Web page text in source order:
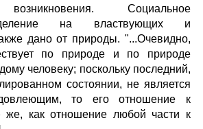
возникновения. Социальное
деление на властвующих и
дано от природы. "...Очевидно,
по природе и по природе
человеку; поскольку последний,
состоянии, не является
то его отношение к
же, как отношение любой части к